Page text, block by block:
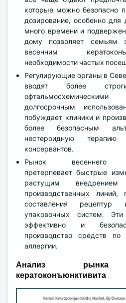
которые можно безопасно
дозирование, особенно
много времени и
дому позволяет семьям
весенним
необходимости частых
Регулирующие органы в
вводят более
долгосрочным
побуждает клиники и
более безопасным
нестероидную
консервантов.
Рынок весеннего
претерпевает быстрые
растущим внедрением
производственных линий,
составления рецептур
упаковочных систем.
эффективно и
производство средств
аллергии.
Анализ рынка
кератоконъюнктивита